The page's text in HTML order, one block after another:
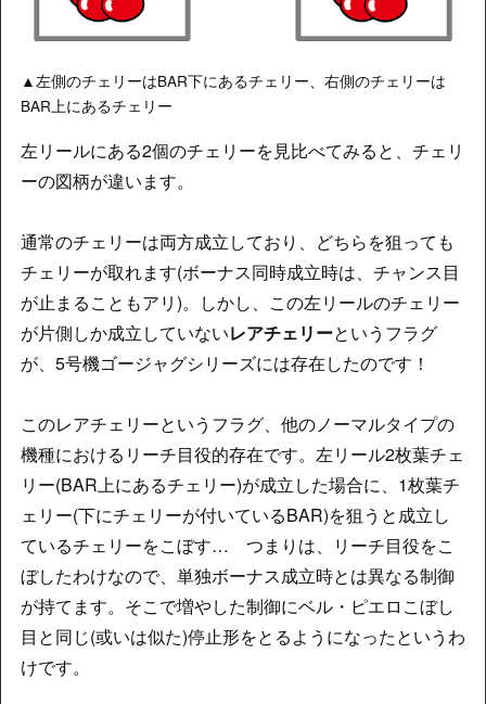
▲左側のチェリーはBAR下にあるチェリー、右側のチェリーは
BAR上にあるチェリー
左リールにある2個のチェリーを見比べてみると、チェリ
ーの図柄が違います。
通常のチェリーは両方成立しており、どちらを狙っても
チェリーが取れます(ボーナス同時成立時は、チャンス目
が止まることもアリ)。しかし、この左リールのチェリー
が片側しか成立していないレアチェリーというフラグ
が、5号機ゴージャグシリーズには存在したのです！
このレアチェリーというフラグ、他のノーマルタイプの
機種におけるリーチ目役的存在です。左リール2枚葉チェ
リー(BAR上にあるチェリー)が成立した場合に、1枚葉チ
ェリー(下にチェリーが付いているBAR)を狙うと成立し
ているチェリーをこぼす… つまりは、リーチ目役をこ
ぼしたわけなので、単独ボーナス成立時とは異なる制御
が持てます。そこで増やした制御にベル・ピエロこぼし
目と同じ(或いは似た)停止形をとるようになったというわ
けです。